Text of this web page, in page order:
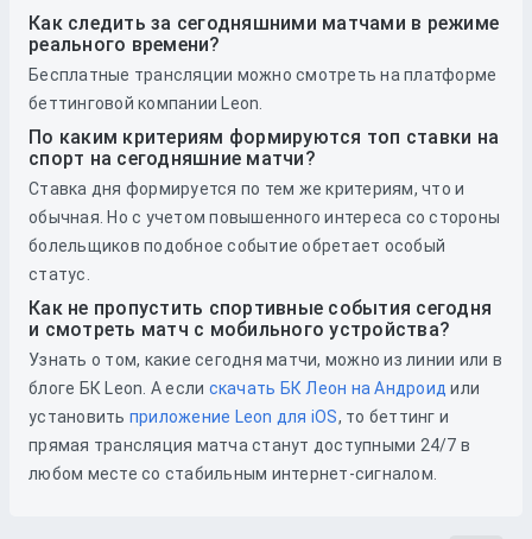
Как следить за сегодняшними матчами в режиме
реального времени?
Бесплатные трансляции можно смотреть на платформе
беттинговой компании Leon.
По каким критериям формируются топ ставки на
спорт на сегодняшние матчи?
Ставка дня формируется по тем же критериям, что и
обычная. Но с учетом повышенного интереса со стороны
болельщиков подобное событие обретает особый
статус.
Как не пропустить спортивные события сегодня
и смотреть матч с мобильного устройства?
Узнать о том, какие сегодня матчи, можно из линии или в
блоге БК Leon. А если скачать БК Леон на Андроид или
установить приложение Leon для iOS, то беттинг и
прямая трансляция матча станут доступными 24/7 в
любом месте со стабильным интернет-сигналом.